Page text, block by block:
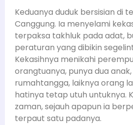
Keduanya duduk bersisian di
Canggung. Ia menyelami
terpaksa takhluk pada adat,
peraturan yang dibikin
Kekasihnya menikahi
orangtuanya, punya dua
rumahtangga, laiknya orang
hatinya tetap utuh untuknya.
zaman, sejauh apapun ia
terpaut satu padanya.